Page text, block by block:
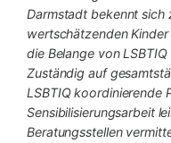
Darmstadt bekennt sich
wertschätzenden
die Belange von
Zuständig auf
LSBTIQ koordinierende
Sensibilisierungsarbeit
Beratungsstellen